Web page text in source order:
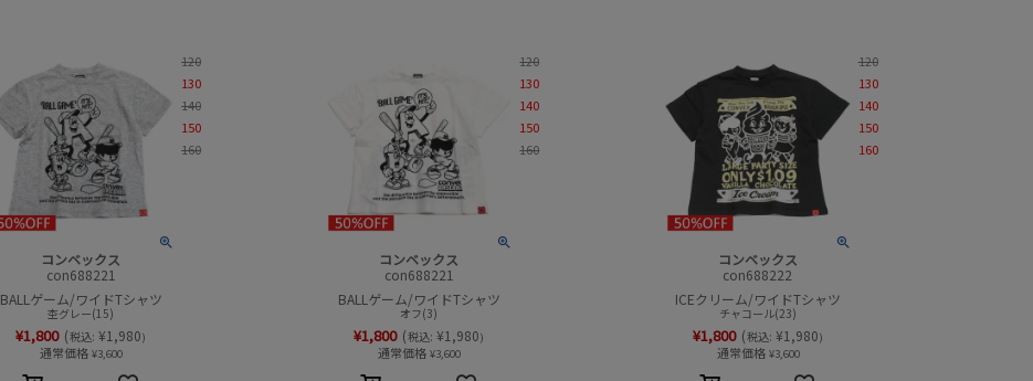
コンベックス
con688221
BALLゲーム/ワイドTシャツ
杢グレー(15)
¥1,800 (税込: ¥1,980)
通常価格 ¥3,600
120
130
140
150
160
コンベックス
con688221
BALLゲーム/ワイドTシャツ
オフ(3)
¥1,800 (税込: ¥1,980)
通常価格 ¥3,600
120
130
140
150
160
コンベックス
con688222
ICEクリーム/ワイドTシャツ
チャコール(23)
¥1,800 (税込: ¥1,980)
通常価格 ¥3,600
120
130
140
150
160